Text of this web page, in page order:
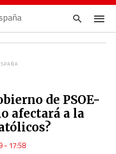
y
de PSOE-
afectará a la
- 17:58